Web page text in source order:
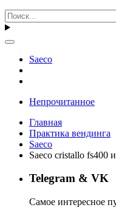
Saeco
Непрочитанное
Главная
Практика вендинга
Saeco
Saeco cristallo fs400
Telegram & VK
Самое интересное